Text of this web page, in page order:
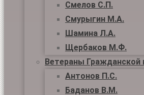
Смелов С.П.
Смурыгин М.А.
Шамина Л.А.
Щербаков М.Ф.
Ветераны Гражданской
Антонов П.С.
Баданов В.М.